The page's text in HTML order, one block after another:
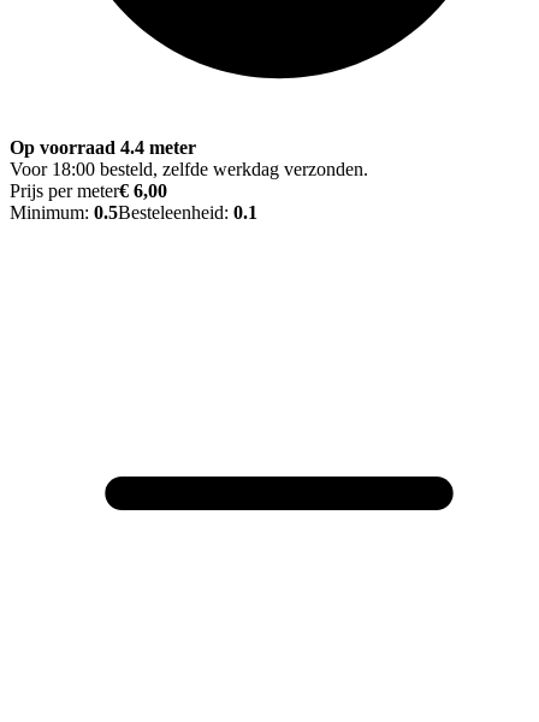
Op voorraad 4.4 meter
Voor 18:00 besteld, zelfde werkdag verzonden.
Prijs per meter€ 6,00
Minimum: 0.5Besteleenheid: 0.1